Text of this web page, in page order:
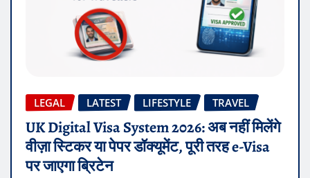
LEGAL LATEST LIFESTYLE TRAVEL
UK Digital Visa System 2026: अब नहीं मिलेंगे
वीज़ा स्टिकर या पेपर डॉक्यूमेंट, पूरी तरह e-Visa
पर जाएगा ब्रिटेन